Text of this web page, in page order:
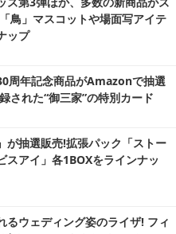
鳥」マスコットや場面写アイテ
ップ
周年記念商品がAmazonで抽選
された“御三家”の特別カード
が抽選販売!拡張パック「ストー
スアイ」各1BOXをラインナッ
るウェディング姿のライザ! フィ